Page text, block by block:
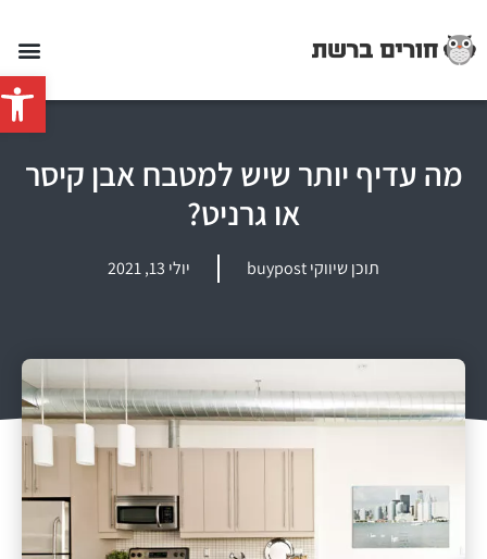
פתח
מה עדיף יותר שיש למטבח אבן קיסר
או גרניט?
תוכן שיווקי buypost יולי 13, 2021